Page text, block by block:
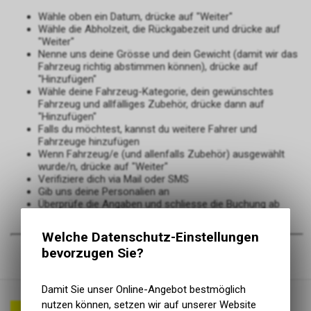
Wähle oben ein Datum, drücke auf "Weiter"
Wähle die Abholzeit, die Rückgabezeit und drücke auf
"Weiter"
Nenne uns deine Grösse und dein Gewicht (damit wir das
Fahrzeug richtig abstimmen können), drücke auf
"Hinzufügen"
Wähle deine Fahrzeug-Kategorie, dein gewünschtes
Fahrzeug und allfälliges Zubehör, drücke dann auf
"Hinzufügen"
Falls du möchtest, kannst du weitere Fahrer und
Fahrzeuge hinzufügen
Wenn Fahrzeug/e (und allenfalls Zubehör) ausgewählt
wurde/n, drücke auf "Weiter"
Verifiziere dich via Mail oder SMS
Gib uns deine Personalien an
Überprüfe die Angaben und schliesse die Buchung ab
Welche Datenschutz-Einstellungen
bevorzugen Sie?
Damit Sie unser Online-Angebot bestmöglich
nutzen können, setzen wir auf unserer Website